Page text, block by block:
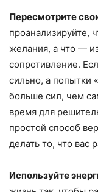
Пересмотрите
проанализируйте,
желания, а что —
сопротивление.
сильно, а попытки
больше сил, чем
время для
простой способ
делать то, что вас
Используйте